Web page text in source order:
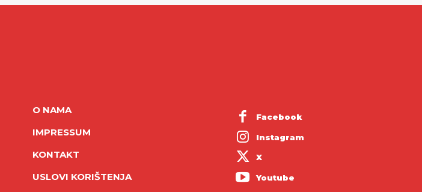
O NAMA
IMPRESSUM
KONTAKT
USLOVI KORIŠTENJA
Facebook
Instagram
X
Youtube